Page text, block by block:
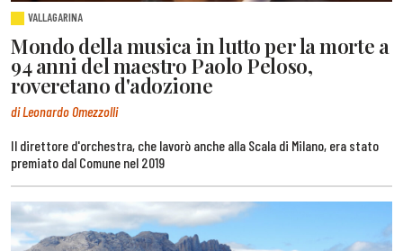
VALLAGARINA
Mondo della musica in lutto per la morte a
94 anni del maestro Paolo Peloso,
roveretano d'adozione
di Leonardo Omezzolli
Il direttore d'orchestra, che lavorò anche alla Scala di Milano, era stato
premiato dal Comune nel 2019